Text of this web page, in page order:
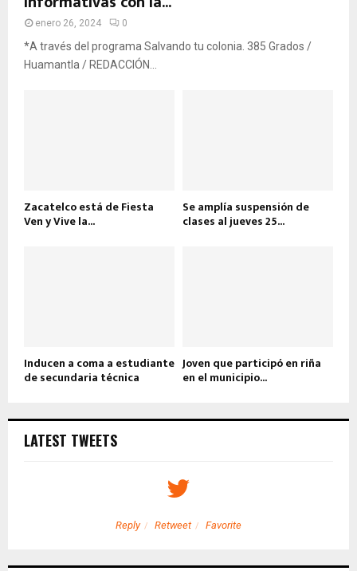
enero 26, 2024 0
*A través del programa Salvando tu colonia. 385 Grados /
Huamantla / REDACCIÓN...
Zacatelco está de Fiesta
Ven y Vive la...
Se amplía suspensión de
clases al jueves 25...
Inducen a coma a estudiante
de secundaria técnica
Joven que participó en riña
en el municipio...
LATEST TWEETS
Reply Retweet Favorite